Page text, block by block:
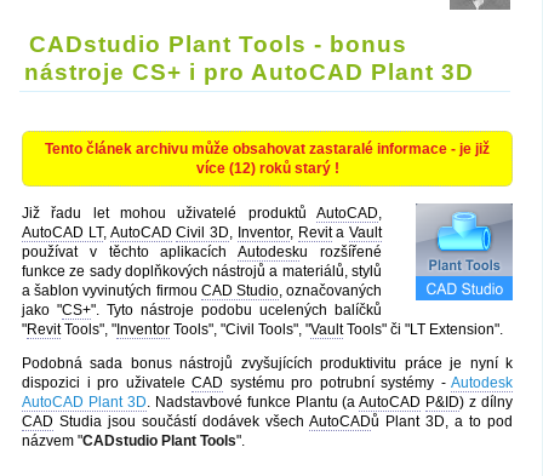
CADstudio Plant Tools - bonus
nástroje CS+ i pro AutoCAD Plant 3D
Tento článek archivu může obsahovat zastaralé informace - je již
více (12) roků starý !
Již řadu let mohou uživatelé produktů AutoCAD,
AutoCAD LT, AutoCAD Civil 3D, Inventor, Revita Vault
používat v těchto aplikacíchAutodesku rozšířené
funkce ze sady doplňkových nástrojů a materiálů, stylů
a šablon vyvinutých firmou CAD Studio, označovaných
jako "CS+". Tyto nástroje podobu ucelených balíčků
"RevitTools", " Inventor Tools", "Civil Tools", "VaultTools" či "LT Extension".
Podobná sada bonus nástrojů zvyšujících produktivitu práce je nyní k
dispozici i pro uživatele CAD systému pro potrubní systémy - Autodesk
AutoCAD Plant 3D. Nadstavbové funkce Plantu (aAutoCAD P&ID) z dílny
CAD Studia jsou součástí dodávek všech AutoCADů Plant 3D, a to pod
názvem "CADstudio Plant Tools".